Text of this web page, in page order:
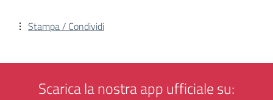
Stampa / Condividi
Scarica la nostra app ufficiale su: